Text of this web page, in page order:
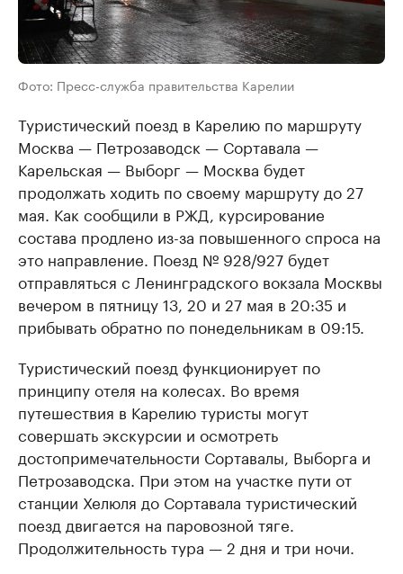
Фото: Пресс-служба правительства Карелии
Туристический поезд в Карелию по маршруту
Москва — Петрозаводск — Сортавала —
Карельская — Выборг — Москва будет
продолжать ходить по своему маршруту до 27
мая. Как сообщили в РЖД, курсирование
состава продлено из-за повышенного спроса на
это направление. Поезд № 928/927 будет
отправляться с Ленинградского вокзала Москвы
вечером в пятницу 13, 20 и 27 мая в 20:35 и
прибывать обратно по понедельникам в 09:15.
Туристический поезд функционирует по
принципу отеля на колесах. Во время
путешествия в Карелию туристы могут
совершать экскурсии и осмотреть
достопримечательности Сортавалы, Выборга и
Петрозаводска. При этом на участке пути от
станции Хелюля до Сортавала туристический
поезд двигается на паровозной тяге.
Продолжительность тура — 2 дня и три ночи.